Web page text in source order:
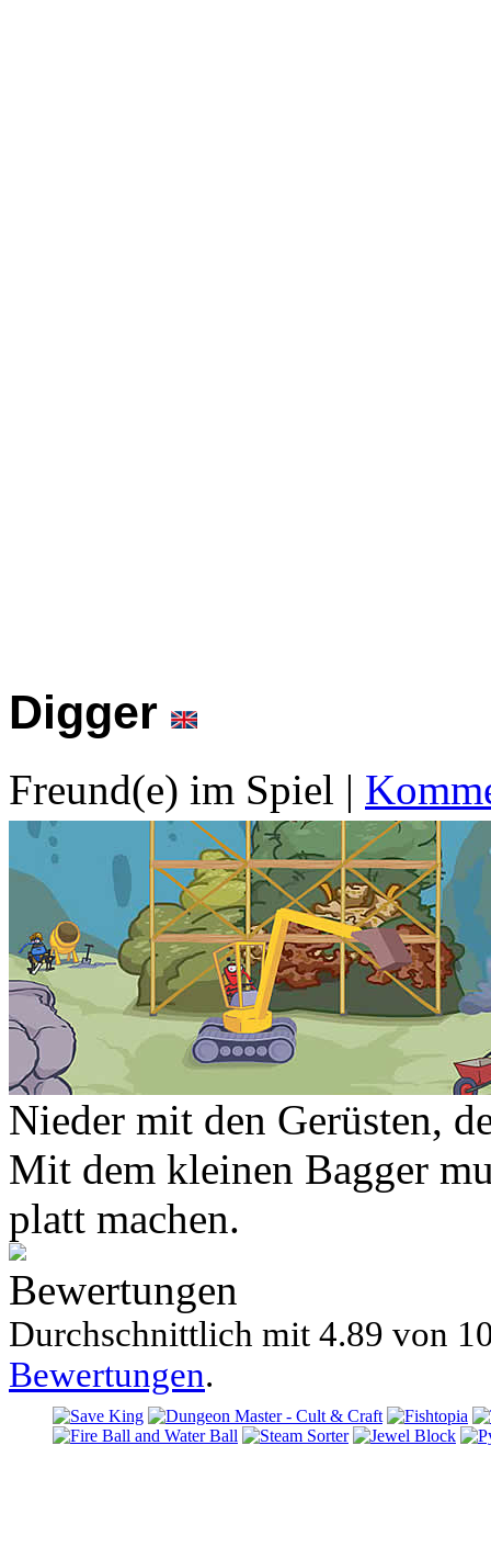
Digger
Freund(e) im Spiel |
Nieder mit den Gerüsten,
Mit dem kleinen Bagger
platt machen.
Bewertungen
Durchschnittlich mit 4.89 von
Bewertungen.